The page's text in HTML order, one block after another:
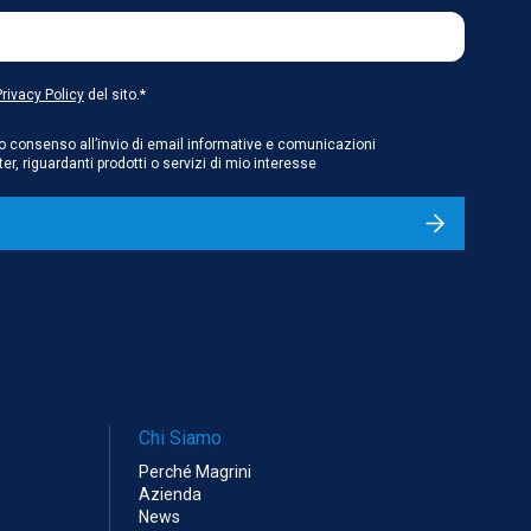
Chi Siamo
Perché Magrini
Azienda
News
Policy del sito.*
consenso all’invio di email informative e comunicazioni
riguardanti prodotti o servizi di mio interesse